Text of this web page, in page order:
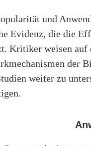
und
Evidenz, die die
Kritiker weisen
der
weiter zu